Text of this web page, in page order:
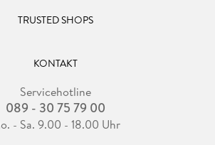
TRUSTED SHOPS
KONTAKT
Servicehotline
089 - 30 75 79 00
- Sa. 9.00 - 18.00 Uhr